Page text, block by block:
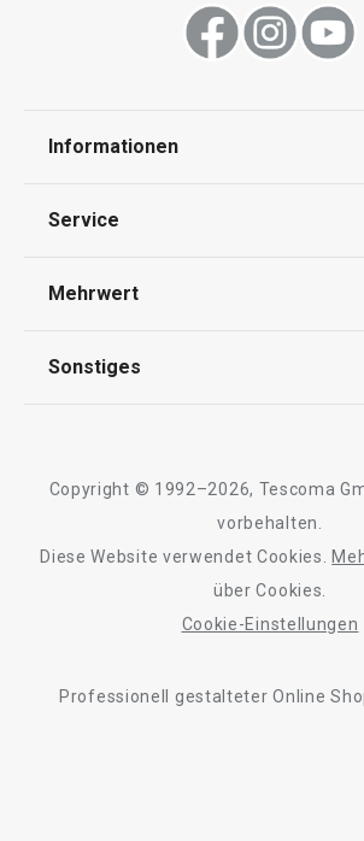
Informationen
Impressum
Service
Kontaktformular
Mehrwert
Qualität
Sonstiges
Barrierefreiheit
Copyright © 1992–2026, Tescoma
vorbehalten.
Diese Website verwendet Cookies.
über Cookies.
Cookie-Einstellungen
Professionell gestalteter Online